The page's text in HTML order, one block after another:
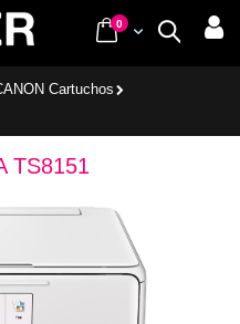
Buscar
Cart
0items
Cartuchos
TS8151